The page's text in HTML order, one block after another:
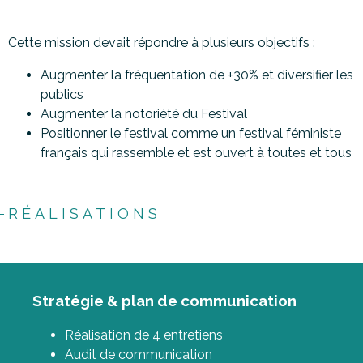
Cette mission devait répondre à plusieurs objectifs :
Augmenter la fréquentation de +30% et diversifier les
publics
Augmenter la notoriété du Festival
Positionner le festival comme un festival féministe
français qui rassemble et est ouvert à toutes et tous
RÉALISATIONS
Stratégie & plan de communication
Réalisation de 4 entretiens
Audit de communication